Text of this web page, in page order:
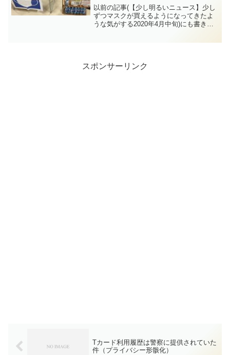
残って大変、消費者は価格上昇で
大変～
以前の記事(【少し明るいニュース】少し
ずつマスクが買えるようになってきたよ
うな気がする2020年4月中旬)にも書きま
スポンサーリンク
Tカード利用履歴は警察に提供されていた
件（プライバシー形骸化）